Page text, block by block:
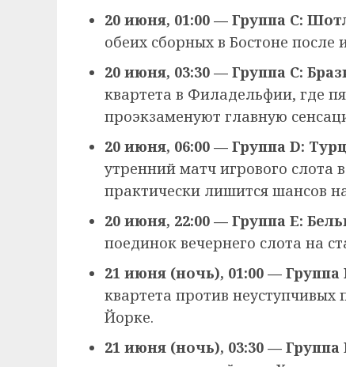
20 июня, 01:00 — Группа C:
обеих сборных в Бостоне после
20 июня, 03:30 — Группа C:
квартета в Филадельфии, где
проэкзаменуют главную
20 июня, 06:00 — Группа D:
утренний матч игрового
практически лишится шансов
20 июня, 22:00 — Группа E:
поединок вечернего слота на
21 июня (ночь), 01:00 —
квартета против
Йорке.
21 июня (ночь), 03:30 —